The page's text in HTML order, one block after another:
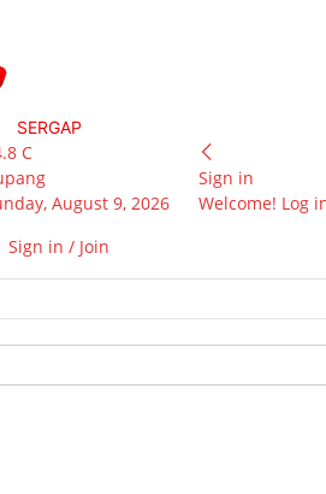
SERGAP
C
August 9, 2026
Sign in / Join
Sign in
Welcome! Log